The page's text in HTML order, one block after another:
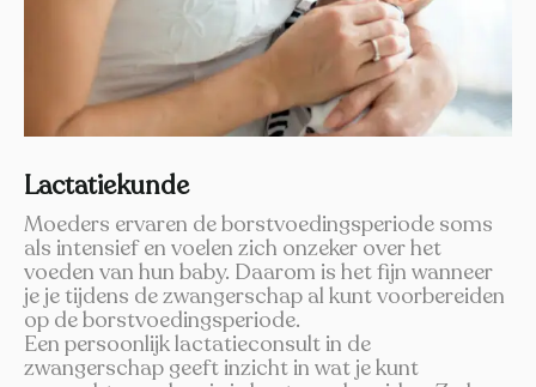
Lactatiekunde
Moeders ervaren de borstvoedingsperiode soms
als intensief en voelen zich onzeker over het
voeden van hun baby. Daarom is het fijn wanneer
je je tijdens de zwangerschap al kunt voorbereiden
op de borstvoedingsperiode.
Een persoonlijk lactatieconsult in de
zwangerschap geeft inzicht in wat je kunt